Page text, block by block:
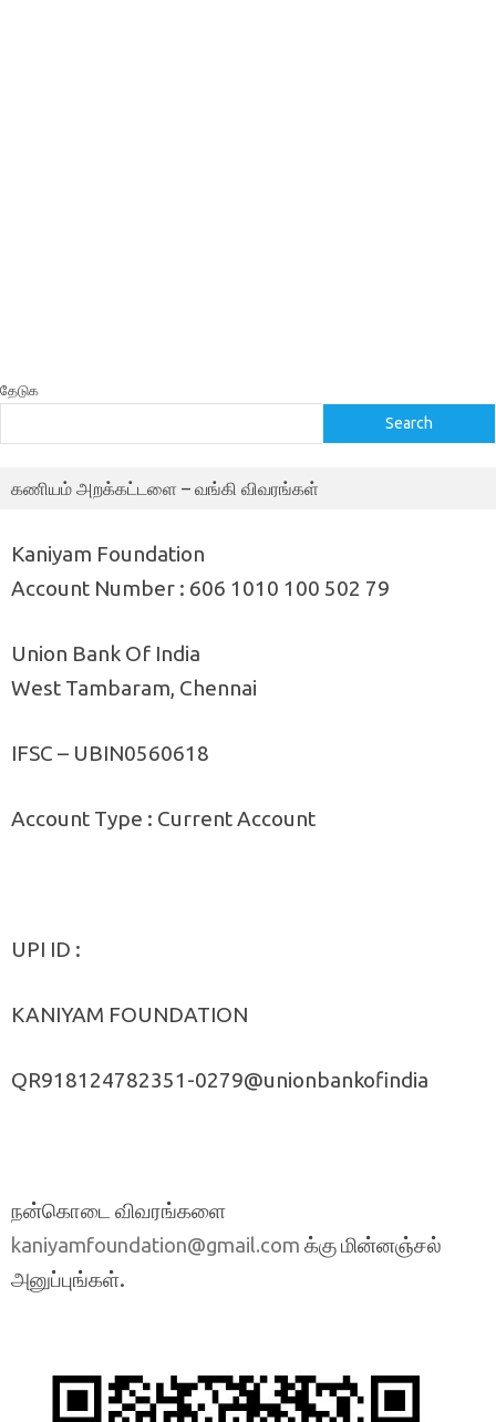
தேடுக
Search
கணியம் அறக்கட்டளை – வங்கி விவரங்கள்
Kaniyam Foundation
Account Number : 606 1010 100 502 79
Union Bank Of India
West Tambaram, Chennai
IFSC – UBIN0560618
Account Type : Current Account
UPI ID :
KANIYAM FOUNDATION
QR918124782351-0279@unionbankofindia
நன்கொடை விவரங்களை
kaniyamfoundation@gmail.com க்கு மின்னஞ்சல்
அனுப்புங்கள்.